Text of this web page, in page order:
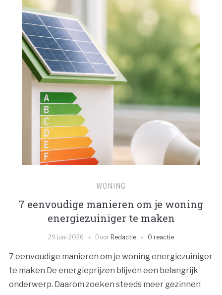
WONING
7 eenvoudige manieren om je woning
energiezuiniger te maken
29 juni 2026 Door Redactie 0 reactie
7 eenvoudige manieren om je woning energiezuiniger
te maken De energieprijzen blijven een belangrijk
onderwerp. Daarom zoeken steeds meer gezinnen